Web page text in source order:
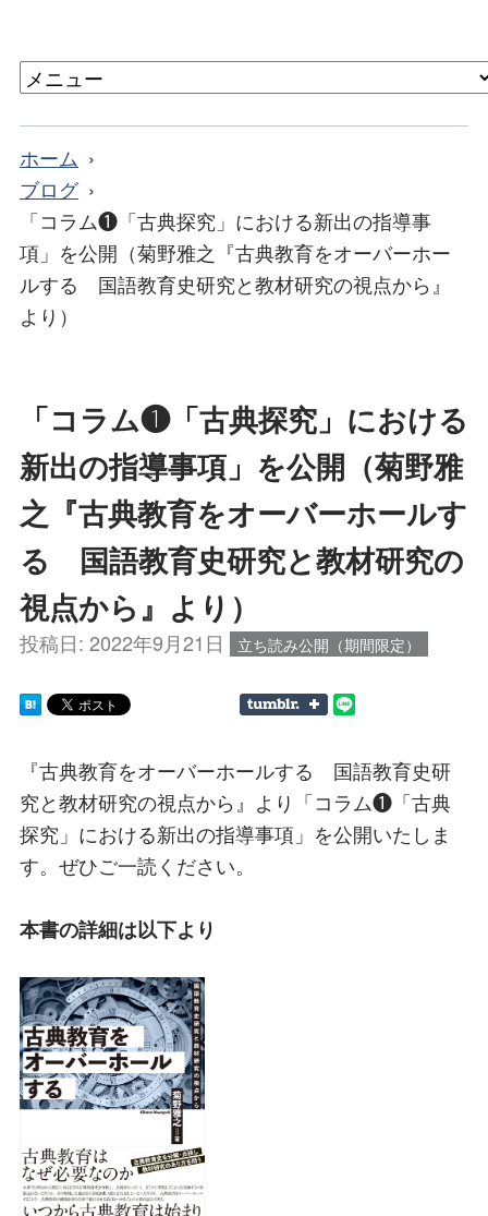
ホーム
ブログ
「コラム❶「古典探究」における新出の指導事
項」を公開（菊野雅之『古典教育をオーバーホー
ルする 国語教育史研究と教材研究の視点から』
より）
「コラム❶「古典探究」における
新出の指導事項」を公開（菊野雅
之『古典教育をオーバーホールす
る 国語教育史研究と教材研究の
視点から』より）
投稿日: 2022年9月21日 立ち読み公開（期間限定）
『古典教育をオーバーホールする 国語教育史研
究と教材研究の視点から』より「コラム❶「古典
探究」における新出の指導事項」を公開いたしま
す。ぜひご一読ください。
本書の詳細は以下より